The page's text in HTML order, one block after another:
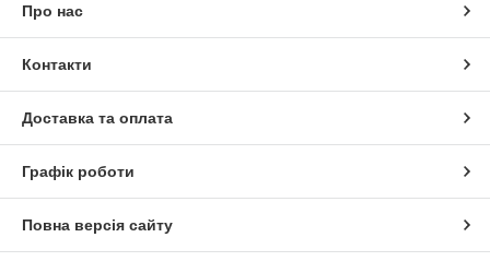
Про нас
Контакти
Доставка та оплата
Графік роботи
Повна версія сайту